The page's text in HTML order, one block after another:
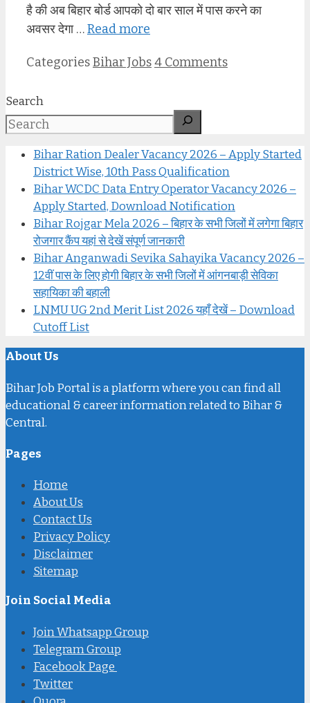
है की अब बिहार बोर्ड आपको दो बार साल में पास करने का
अवसर देगा …Read more
CategoriesBihar Jobs4 Comments
Search
Bihar Ration Dealer Vacancy 2026 – Apply Started
District Wise, 10th Pass Qualification
Bihar WCDC Data Entry Operator Vacancy 2026 –
Apply Started, Download Notification
Bihar Rojgar Mela 2026 – बिहार के सभी जिलों में लगेगा बिहार
रोजगार कैंप यहां से देखें संपूर्ण जानकारी
Bihar Anganwadi Sevika Sahayika Vacancy 2026 –
12वीं पास के लिए होगी बिहार के सभी जिलों में आंगनबाड़ी सेविका
सहायिका की बहाली
LNMU UG 2nd Merit List 2026 यहाँ देखें – Download
Cutoff List
About Us
Bihar Job Portal is a platform where you can find all
educational & career information related to Bihar &
Central.
Pages
Home
About Us
Contact Us
Privacy Policy
Disclaimer
Sitemap
Join Social Media
Join Whatsapp Group
Telegram Group
Facebook Page
Twitter